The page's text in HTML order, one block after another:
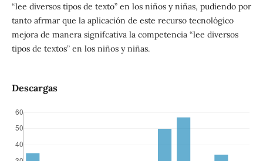
“lee diversos tipos de texto” en los niños y niñas, pudiendo por
tanto afrmar que la aplicación de este recurso tecnológico
mejora de manera signifcativa la competencia “lee diversos
tipos de textos” en los niños y niñas.
Descargas